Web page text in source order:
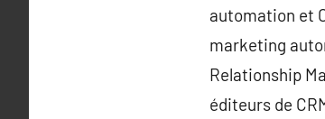
automation et
marketing
Relationship
éditeurs de